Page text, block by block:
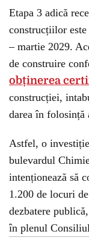
Etapa 3 adică
construcțiilor
– martie 2029.
de construire
obținerea
construcției,
darea în folosință
Astfel, o
bulevardul
intenționează să
1.200 de locuri
dezbatere
în plenul